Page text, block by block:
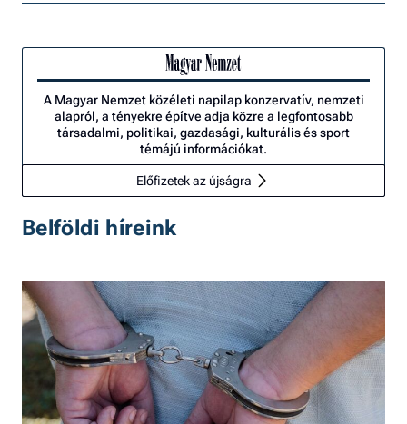
A Magyar Nemzet közéleti napilap konzervatív, nemzeti
alapról, a tényekre építve adja közre a legfontosabb
társadalmi, politikai, gazdasági, kulturális és sport
témájú információkat.
Előfizetek az újságra
Belföldi híreink